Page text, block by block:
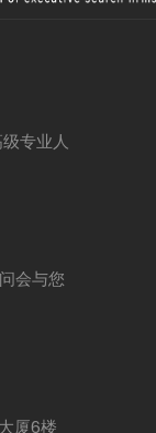
专业人
会与您
厦6楼